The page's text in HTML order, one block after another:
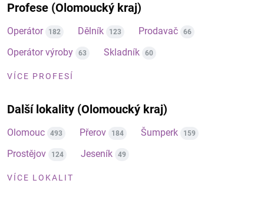
Profese (Olomoucký kraj)
Operátor 182 Dělník 123 Prodavač 66
Operátor výroby 63 Skladník 60
VÍCE PROFESÍ
Další lokality (Olomoucký kraj)
Olomouc 493 Přerov 184 Šumperk 159
Prostějov 124 Jeseník 49
VÍCE LOKALIT